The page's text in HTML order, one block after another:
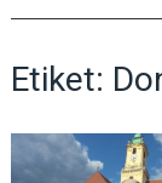
Etiket: